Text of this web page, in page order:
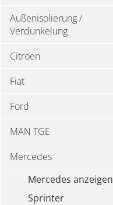
Außenisolierung /
Verdunkelung
Citroen
Fiat
Ford
MAN TGE
Mercedes
Mercedes anzeigen
Sprinter